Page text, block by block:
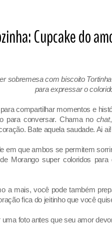
Cupcake do
sobremesa com biscoito
para expressar o
compartilhar momentos e
para conversar. Chama no chat
Bate aquela saudade. Ai ai!
em que ambos se permitem sorri
de Morango super coloridos
a mais, você pode também
fica do jeitinho que você
foto antes que seu amor